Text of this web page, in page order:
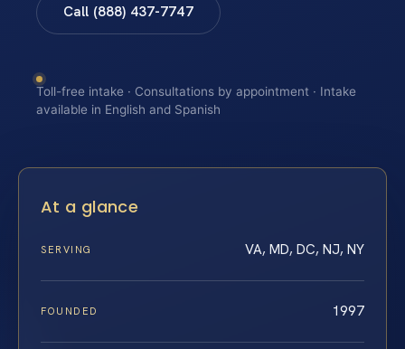
Call (888) 437-7747
Toll-free intake · Consultations by appointment · Intake
available in English and Spanish
At a glance
SERVING VA, MD, DC, NJ, NY
FOUNDED 1997